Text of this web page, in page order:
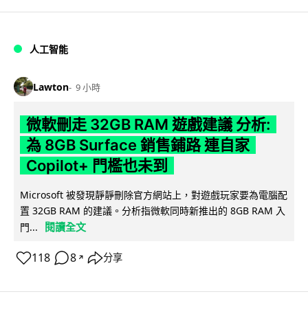
人工智能
Lawton 9 小時
微軟刪走 32GB RAM 遊戲建議 分析:
為 8GB Surface 銷售鋪路 連自家
Copilot+ 門檻也未到
Microsoft 被發現靜靜刪除官方網站上，對遊戲玩家要為電腦配
置 32GB RAM 的建議。分析指微軟同時新推出的 8GB RAM 入
門...
閱讀全文
118 8 ↗ 分享